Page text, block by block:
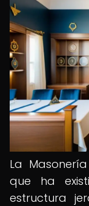
La
que ha
estructura